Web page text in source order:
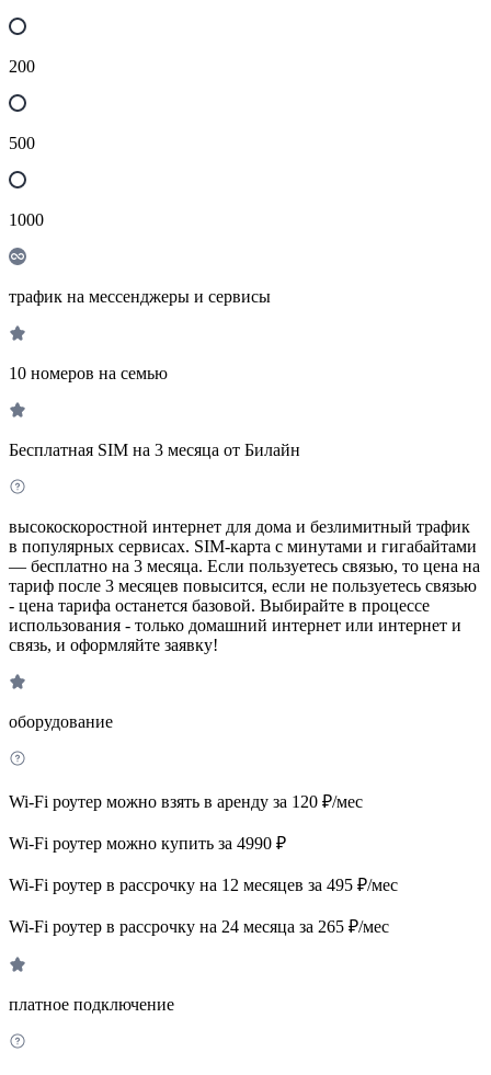
200
500
1000
трафик на мессенджеры и сервисы
10 номеров на семью
Бесплатная SIM на 3 месяца от Билайн
высокоскоростной интернет для дома и безлимитный трафик
в популярных сервисах. SIM-карта с минутами и гигабайтами
— бесплатно на 3 месяца. Если пользуетесь связью, то цена на
тариф после 3 месяцев повысится, если не пользуетесь связью
- цена тарифа останется базовой. Выбирайте в процессе
использования - только домашний интернет или интернет и
связь, и оформляйте заявку!
оборудование
Wi-Fi роутер можно взять в аренду за 120 ₽/мес
Wi-Fi роутер можно купить за 4990 ₽
Wi-Fi роутер в рассрочку на 12 месяцев за 495 ₽/мес
Wi-Fi роутер в рассрочку на 24 месяца за 265 ₽/мес
платное подключение